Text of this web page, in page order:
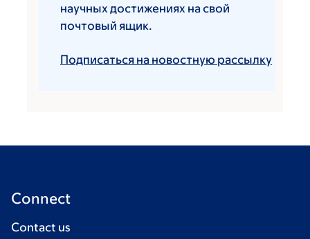
научных достижениях на свой
почтовый ящик.
Подписаться на новостную рассылку
Connect
Contact us